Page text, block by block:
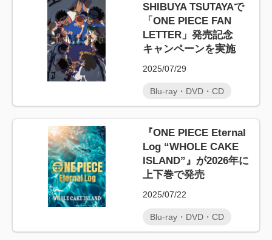
SHIBUYA TSUTAYAで
「ONE PIECE FAN
LETTER」発売記念
キャンペーンを実施
2025/07/29
Blu-ray・DVD・CD
『ONE PIECE Eternal
Log “WHOLE CAKE
ISLAND”』が2026年に
上下巻で発売
2025/07/22
Blu-ray・DVD・CD